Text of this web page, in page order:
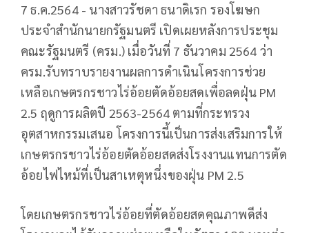
7 ธ.ค.2564 - นางสาวรัชดา ธนาดิเรก รองโฆษก
ประจำสำนักนายกรัฐมนตรี เปิดเผยหลังการประชุม
คณะรัฐมนตรี (ครม.) เมื่อวันที่ 7 ธันวาคม 2564 ว่า
ครม.รับทราบรายงานผลการดำเนินโครงการช่วย
เหลือเกษตรกรชาวไร่อ้อยตัดอ้อยสดเพื่อลดฝุ่น PM
2.5 ฤดูการผลิตปี 2563-2564 ตามที่กระทรวง
อุตสาหกรรมเสนอ โครงการนี้เป็นการส่งเสริมการให้
เกษตรกรชาวไร่อ้อยตัดอ้อยสดส่งโรงงานแทนการตัด
อ้อยไฟไหม้ที่เป็นสาเหตุหนึ่งของฝุ่น PM 2.5
โดยเกษตรกรชาวไร่อ้อยที่ตัดอ้อยสดคุณภาพดีส่ง